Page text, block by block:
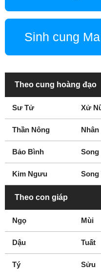
Sinh cung
Theo cung hoàng đạo
Sư Tử Xử
Thần Nông Nhân
Bảo Bình
Kim Ngưu Song
Theo con giáp
Ngọ Mùi
Dậu Tuất
Tý Sửu